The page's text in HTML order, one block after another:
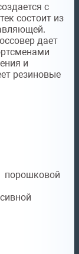
с
состоит из
дает
и
резиновые
порошковой